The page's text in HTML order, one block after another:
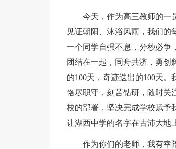
今天，作为高三教师的一
见证朝阳、沐浴风雨，我们
一个同学自强不息，分秒必争
团结在一起，同舟共济，勇创
的100天，奇迹迭出的100天
恪尽职守，刻苦钻研，随时关
校的部署，坚决完成学校赋予
让湖西中学的名字在古沛大地
作为你们的老师，我有幸